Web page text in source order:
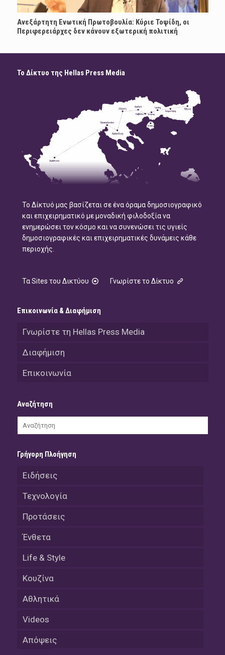
Ανεξάρτητη Ενωτική Πρωτοβουλία: Κύριε Τοψίδη, οι
Περιφερειάρχες δεν κάνουν εξωτερική πολιτική
Το Δίκτυο της Hellas Press Media
Το Δίκτυό μας βασίζεται σε ένα όραμα δημοσιογραφικό
και επιχειρηματικό με μοναδική φιλοδοξία να
ενημερώσει τον κόσμο και να συνενώσει τις υγιείς
δημοσιογραφικές και επιχειρηματικές δυνάμεις κάθε
περιοχής.
Τα Sites του Δικτύου Γνωρίστε το Δίκτυο
Επικοινωνία & Διαφήμιση
Γνωρίστε τη Hellas Press Media
Διαφήμιση
Επικοινωνία
Αναζήτηση
Γρήγορη Πλοήγηση
Ειδήσεις
Τεχνολογία
Προτάσεις
Ένθετα
Life & Style
Κουζίνα
Αθλητικά
Videos
Απόψεις